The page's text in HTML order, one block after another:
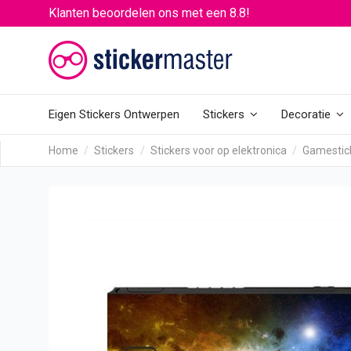
Klanten beoordelen ons met een 8.8!
Eigen Stickers Ontwerpen Stickers Decoratie
Home Stickers Stickers voor op elektronica